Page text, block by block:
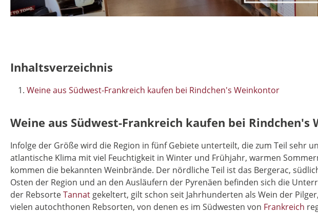
Inhaltsverzeichnis
Weine aus Südwest-Frankreich kaufen bei Rindchen's Weinkontor
Weine aus Südwest-Frankreich kaufen bei Rindchen's
Infolge der Größe wird die Region in fünf Gebiete unterteilt, die zum Teil sehr
atlantische Klima mit viel Feuchtigkeit in Winter und Frühjahr, warmen
kommen die bekannten Weinbrände. Der nördliche Teil ist das Bergerac,
Osten der Region und an den Ausläufern der Pyrenäen befinden sich die
der RebsorteTannat gekeltert, gilt schon seit Jahrhunderten als Wein der
vielen autochthonen Rebsorten, von denen es im Südwesten von Frankreich